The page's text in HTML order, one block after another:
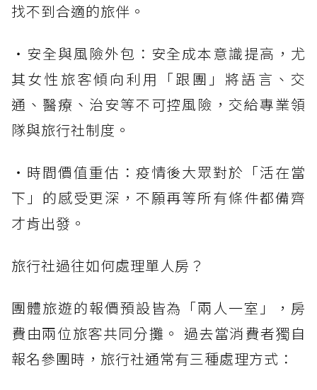
找不到合適的旅伴。
・安全與風險外包：安全成本意識提高，尤
其女性旅客傾向利用「跟團」將語言、交
通、醫療、治安等不可控風險，交給專業領
隊與旅行社制度。
・時間價值重估：疫情後大眾對於「活在當
下」的感受更深，不願再等所有條件都備齊
才肯出發。
旅行社過往如何處理單人房？
團體旅遊的報價預設皆為「兩人一室」，房
費由兩位旅客共同分攤。 過去當消費者獨自
報名參團時，旅行社通常有三種處理方式：